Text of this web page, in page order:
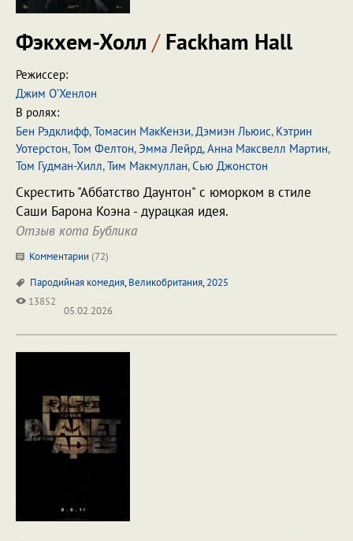
Фэкхем-Холл /Fackham Hall
Режиссер:
Джим О’Хенлон
В ролях:
Бен Рэдклифф,Томасин МакКензи,Дэмиэн Льюис, Кэтрин
Уотерстон,Том Фелтон,Эмма Лейрд,Анна Максвелл Мартин,
Том Гудман-Хилл,Тим Макмуллан,Сью Джонстон
Скрестить "Аббатство Даунтон" с юморком в стиле
Саши Барона Коэна - дурацкая идея.
Отзыв кота Бублика
Комментарии (72)
Пародийная комедия,Великобритания,2025
13852
05.02.2026